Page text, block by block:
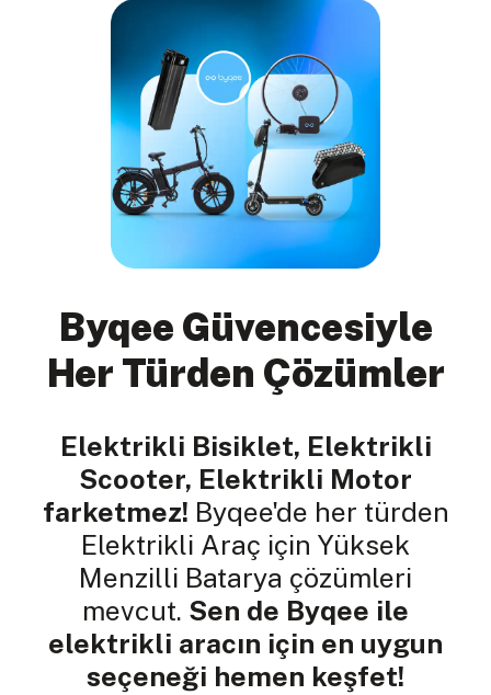
Byqee Güvencesiyle
Her Türden Çözümler
Elektrikli Bisiklet, Elektrikli
Scooter, Elektrikli Motor
farketmez! Byqee'de her türden
Elektrikli Araç için Yüksek
Menzilli Batarya çözümleri
mevcut. Sen de Byqee ile
elektrikli aracın için en uygun
seçeneği hemen keşfet!